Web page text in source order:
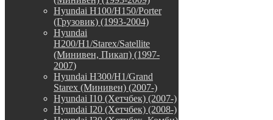
Hyundai H100/H150/Porter
(Грузовик) (1993-2004)
Hyundai
H200/H1/Starex/Satellite
(Минивен, Пикап) (1997-
2007)
Hyundai H300/H1/Grand
Starex (Минивен) (2007-)
Hyundai I10 (Хетчбек) (2007-)
Hyundai I20 (Хетчбек) (2008-)